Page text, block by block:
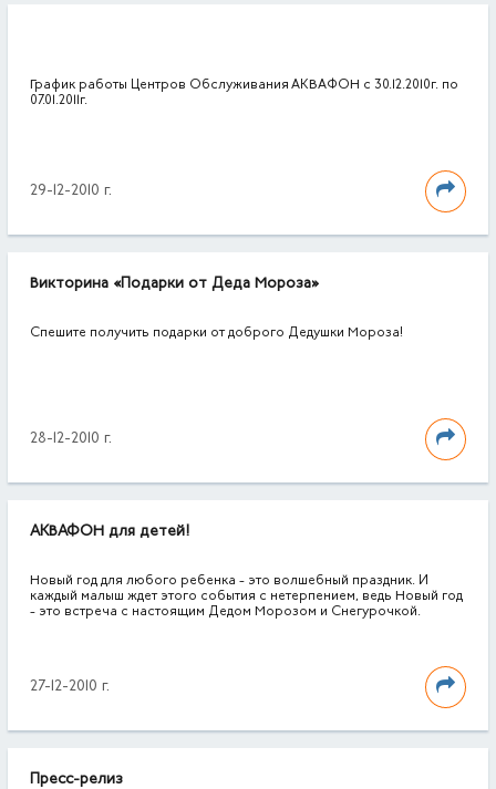
График работы Центров Обслуживания АКВАФОН с 30.12.2010г. по
07.01.2011г.
29-12-2010 г.
Викторина «Подарки от Деда Мороза»
Спешите получить подарки от доброго Дедушки Мороза!
28-12-2010 г.
АКВАФОН для детей!
Новый год для любого ребенка - это волшебный праздник. И
каждый малыш ждет этого события с нетерпением, ведь Новый год
- это встреча с настоящим Дедом Морозом и Снегурочкой.
27-12-2010 г.
Пресс-релиз